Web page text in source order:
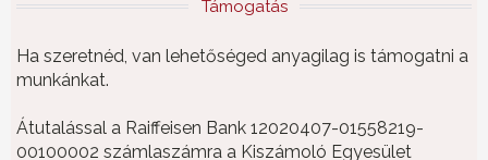
Támogatás
Ha szeretnéd, van lehetőséged anyagilag is támogatni a
munkánkat.
Átutalással a Raiffeisen Bank 12020407-01558219-
00100002 számlaszámra a Kiszámoló Egyesület